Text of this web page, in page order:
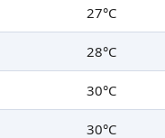
27°C
28°C
30°C
30°C